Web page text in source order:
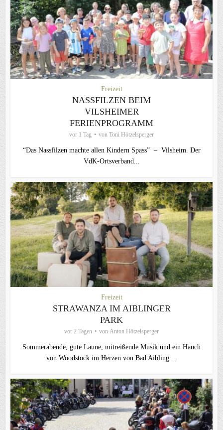
Freizeit
NASSFILZEN BEIM
VILSHEIMER
FERIENPROGRAMM
vor 1 Tag von Toni Hötzelsperger
“Das Nassfilzen machte allen Kindern Spass” – Vilsheim. Der
VdK-Ortsverband...
Freizeit
STRAWANZA IM AIBLINGER
PARK
vor 2 Tagen von Anton Hötzelsperger
Sommerabende, gute Laune, mitreißende Musik und ein Hauch
von Woodstock im Herzen von Bad Aibling:...